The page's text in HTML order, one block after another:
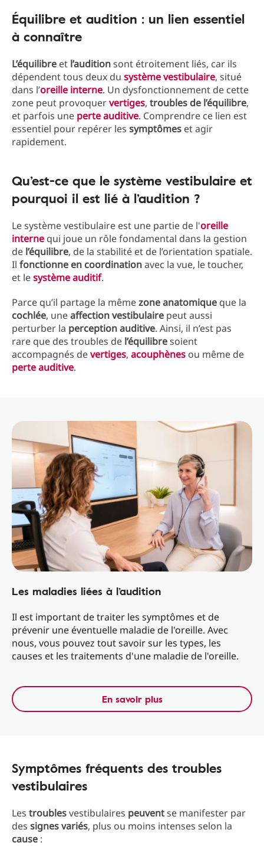
Équilibre et audition : un lien essentiel
à connaître
L’équilibre et l’auditionsont étroitement liés, car ils
dépendent tous deux du système vestibulaire, situé
dans l’oreille interne. Un dysfonctionnement de cette
zone peut provoquervertiges, troubles de l’équilibre,
et parfois une perte auditive. Comprendre ce lien est
essentiel pour repérer les symptômes et agir
rapidement.
Qu’est-ce que le système vestibulaire et
pourquoi il est lié à l’audition ?
Le système vestibulaire est une partie de l'oreille
interne qui joue un rôle fondamental dans la gestion
de l’équilibre, de la stabilité et de l’orientation spatiale.
Il fonctionne en coordinationavec la vue, le toucher,
et lesystème auditif.
Parce qu’il partage la mêmezoneanatomique que la
cochlée, uneaffectionvestibulaire peut aussi
perturber la perceptionauditive. Ainsi, il n’est pas
rare que des troubles de l’équilibresoient
accompagnés devertiges, acouphènes ou même de
perte auditive.
Les maladies liées à l’audition
Il est important de traiter les symptômes et de
prévenir une éventuelle maladie de l'oreille. Avec
nous, vous pouvez tout savoir sur les types, les
causes et les traitements d'une maladie de l'oreille.
En savoir plus
Symptômes fréquents des troubles
vestibulaires
Les troublesvestibulaires peuventse manifester par
des signesvariés, plus ou moins intenses selon la
cause :